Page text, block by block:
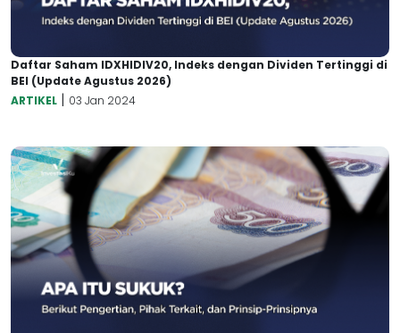
Daftar Saham IDXHIDIV20, Indeks dengan Dividen Tertinggi di
BEI (Update Agustus 2026)
ARTIKEL | 03 Jan 2024